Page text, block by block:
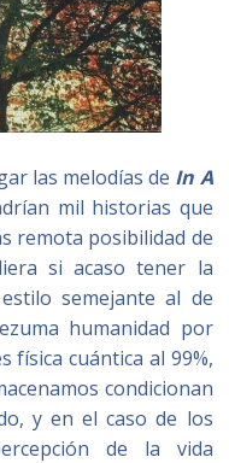
las melodías de In A
mil historias que
remota posibilidad de
si acaso tener la
semejante al de
humanidad por
física cuántica al 99%,
condicionan
y en el caso de los
de la vida